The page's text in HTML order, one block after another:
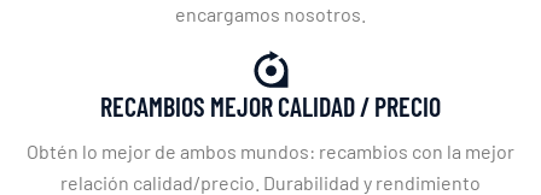
encargamos nosotros.
RECAMBIOS MEJOR CALIDAD / PRECIO
Obtén lo mejor de ambos mundos: recambios con la mejor
relación calidad/precio. Durabilidad y rendimiento